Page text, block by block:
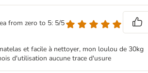
from zero to 5: 5/5
et facile à nettoyer, mon loulou de 30kg
d'utilisation aucune trace d'usure